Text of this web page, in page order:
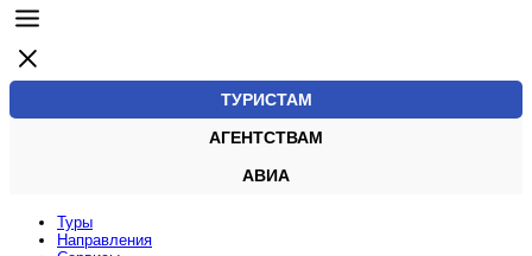
ТУРИСТАМ
АГЕНТСТВАМ
АВИА
Туры
Направления